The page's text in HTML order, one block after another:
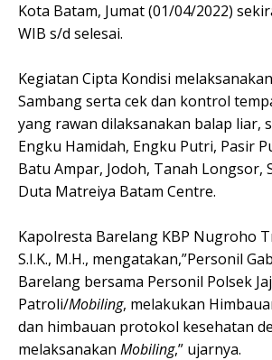
Kota Batam, Jumat (01/04/2022) s
WIB s/d selesai.
Kegiatan Cipta Kondisi
Sambang serta cek dan kontrol
yang rawan dilaksanakan balap liar,
Engku Hamidah, Engku Putri, Pasir
Batu Ampar, Jodoh, Tanah Longsor,
Duta Matreiya Batam Centre.
Kapolresta Barelang KBP Nugroho
S.I.K., M.H., mengatakan,”Personil
Barelang bersama Personil Polsek
Patroli/Mobiling, melakukan
dan himbauan protokol kesehatan
melaksanakan Mobiling,” ujarnya.